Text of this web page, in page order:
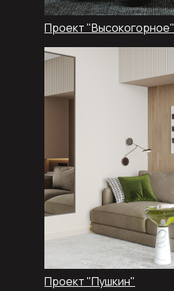
Проект "Пушкин"
Проект "Высокогорное"